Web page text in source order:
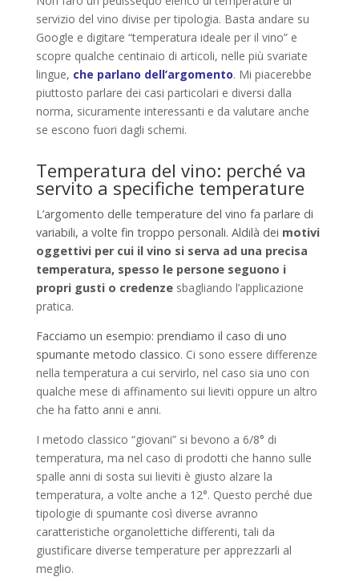
servizio del vino divise per tipologia. Basta andare su
Google e digitare “temperatura ideale per il vino” e
scopre qualche centinaio di articoli, nelle più svariate
lingue, che parlano dell’argomento. Mi piacerebbe
piuttosto parlare dei casi particolari e diversi dalla
norma, sicuramente interessanti e da valutare anche
se escono fuori dagli schemi.
Temperatura del vino: perché va
servito a specifiche temperature
L’argomento delle temperature del vino fa parlare di
variabili, a volte fin troppo personali. Aldilà dei motivi
oggettivi per cui il vino si serva ad una precisa
temperatura, spesso le persone seguono i
propri gusti o credenzesbagliando l’applicazione
pratica.
Facciamo un esempio: prendiamo il caso di uno
spumante metodo classico. Ci sono essere differenze
nella temperatura a cui servirlo, nel caso sia uno con
qualche mese di affinamento sui lieviti oppure un altro
che ha fatto anni e anni.
I metodo classico “giovani” si bevono a 6/8° di
temperatura, ma nel caso di prodotti che hanno sulle
spalle anni di sosta sui lieviti è giusto alzare la
temperatura, a volte anche a 12°. Questo perché due
tipologie di spumante così diverse avranno
caratteristiche organolettiche differenti, tali da
giustificare diverse temperature per apprezzarli al
meglio.